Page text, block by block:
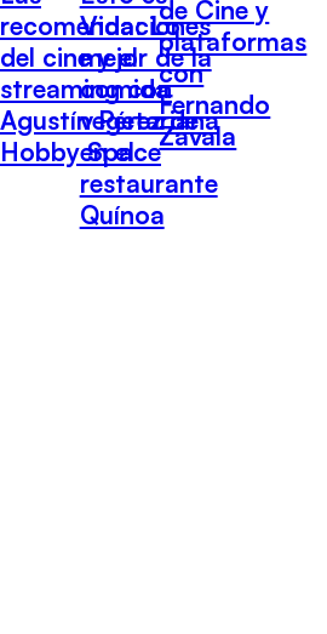
recomendaciones
del cine y el
streaming con
Agustín Pérez de
Hobby Space
Vida: Lo
mejor de la
comida
vegetariana
en el
restaurante
Quínoa
de Cine y
plataformas
con
Fernando
Zavala